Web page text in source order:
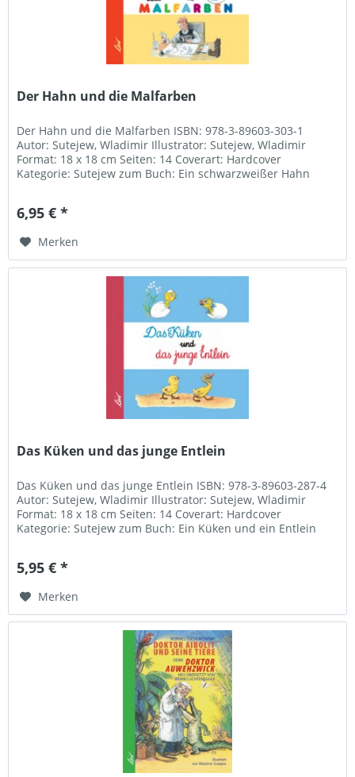
Der Hahn und die Malfarben
Der Hahn und die Malfarben ISBN: 978-3-89603-303-1
Autor: Sutejew, Wladimir Illustrator: Sutejew, Wladimir
Format: 18 x 18 cm Seiten: 14 Coverart: Hardcover
Kategorie: Sutejew zum Buch: Ein schwarzweißer Hahn
6,95 € *
Merken
Das Küken und das junge Entlein
Das Küken und das junge Entlein ISBN: 978-3-89603-287-4
Autor: Sutejew, Wladimir Illustrator: Sutejew, Wladimir
Format: 18 x 18 cm Seiten: 14 Coverart: Hardcover
Kategorie: Sutejew zum Buch: Ein Küken und ein Entlein
5,95 € *
Merken